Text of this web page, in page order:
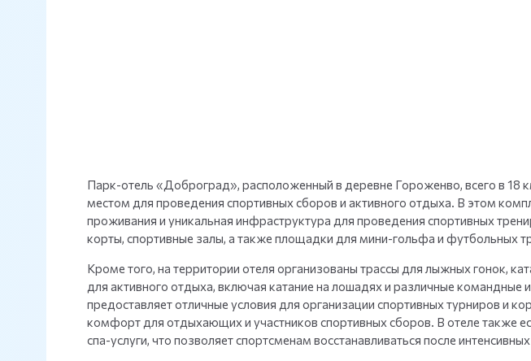
Парк-отель «Доброград», расположенный в деревне Гороженво, всего в 18
местом для проведения спортивных сборов и активного отдыха. В этом
проживания и уникальная инфраструктура для проведения спортивных
корты, спортивные залы, а также площадки для мини-гольфа и футбольных
Кроме того, на территории отеля организованы трассы для лыжных гонок,
для активного отдыха, включая катание на лошадях и различные
предоставляет отличные условия для организации спортивных турниров и
комфорт для отдыхающих и участников спортивных сборов. В отеле также
спа-услуги, что позволяет спортсменам восстанавливаться после